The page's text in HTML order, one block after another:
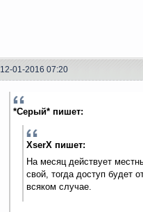
12-01-2016 07:20
*Серый* пишет:
XserX пишет:
На месяц действует
свой, тогда доступ будет
всяком случае.